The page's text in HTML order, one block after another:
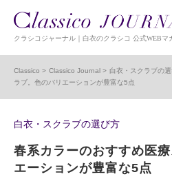
クラシコジャーナル｜白衣のクラシコ 公式WEBマ
Classico Classico Journal 白衣・スクラブの
ラブ。色のバリエーションが豊富な5点
白衣・スクラブの選び方
春系カラーのおすすめ医
エーションが豊富な5点